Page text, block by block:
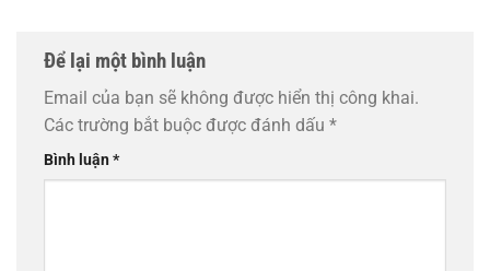
Để lại một bình luận
Email của bạn sẽ không được hiển thị công khai.
Các trường bắt buộc được đánh dấu *
Bình luận*